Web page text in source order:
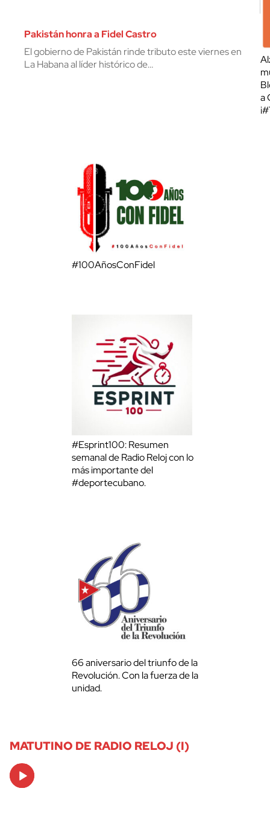
Pakistán honra a Fidel Castro
El gobierno de Pakistán rinde tributo este viernes en
La Habana al líder histórico de…
a
#100AñosConFidel
#Esprint100: Resumen
semanal de Radio Reloj con lo
más importante del
#deportecubano.
66 aniversario del triunfo de la
Revolución. Con la fuerza de la
unidad.
MATUTINO DE RADIO RELOJ (I)
Audio
Player